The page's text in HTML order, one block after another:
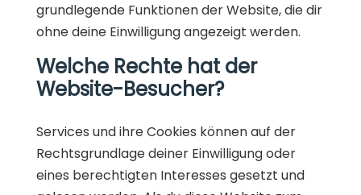
grundlegende Funktionen der Website, die dir
ohne deine Einwilligung angezeigt werden.
Welche Rechte hat der
Website-Besucher?
Services und ihre Cookies können auf der
Rechtsgrundlage deiner Einwilligung oder
eines berechtigten Interesses gesetzt und